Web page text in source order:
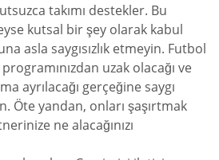
takımı destekler. Bu
kutsal bir şey olarak kabul
asla saygısızlık etmeyin. Futbol
uzak olacağı ve
ayrılacağı gerçeğine saygı
Öte yandan, onları şaşırtmak
ne alacağınızı